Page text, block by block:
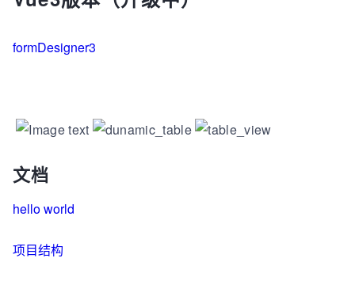
formDesigner3
文档
hello world
项目结构